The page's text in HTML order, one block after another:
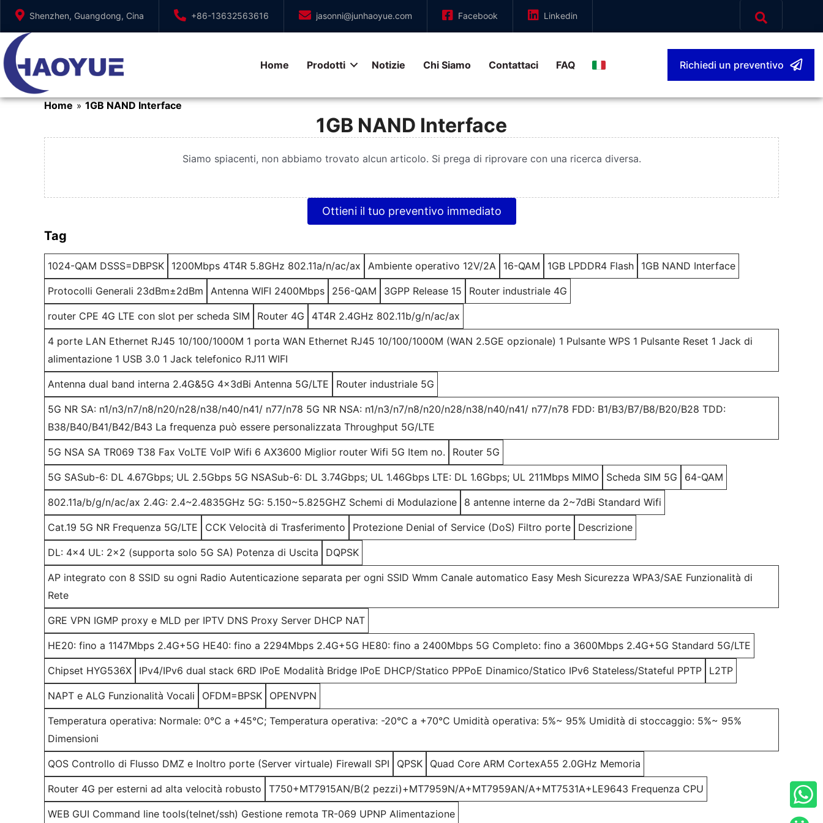
contenuto
Shenzhen, Guangdong, Cina +86-13632563616 jasonni@junhaoyue.com Facebook Linkedin
Home Prodotti Notizie Chi Siamo Contattaci FAQ Richiedi un preventivo
Home » 1GB NAND Interface
1GB NAND Interface
Siamo spiacenti, non abbiamo trovato alcun articolo. Si prega di riprovare con una ricerca diversa.
Ottieni il tuo preventivo immediato
Tag
1024-QAM DSSS=DBPSK 1200Mbps 4T4R 5.8GHz 802.11a/n/ac/ax Ambiente operativo 12V/2A 16-QAM 1GB LPDDR4 Flash 1GB NAND Interface
Protocolli Generali 23dBm±2dBm Antenna WIFI 2400Mbps 256-QAM 3GPP Release 15 Router industriale 4G
router CPE 4G LTE con slot per scheda SIM Router 4G 4T4R 2.4GHz 802.11b/g/n/ac/ax
4 porte LAN Ethernet RJ45 10/100/1000M 1 porta WAN Ethernet RJ45 10/100/1000M (WAN 2.5GE opzionale) 1 Pulsante WPS 1 Pulsante Reset 1 Jack di
alimentazione 1 USB 3.0 1 Jack telefonico RJ11 WIFI
Antenna dual band interna 2.4G&5G 4x3dBi Antenna 5G/LTE Router industriale 5G
5G NR SA: n1/n3/n7/n8/n20/n28/n38/n40/n41/ n77/n78 5G NR NSA: n1/n3/n7/n8/n20/n28/n38/n40/n41/ n77/n78 FDD: B1/B3/B7/B8/B20/B28 TDD:
B38/B40/B41/B42/B43 La frequenza può essere personalizzata Throughput 5G/LTE
5G NSA SA TR069 T38 Fax VoLTE VoIP Wifi 6 AX3600 Miglior router Wifi 5G Item no. Router 5G
5G SASub-6: DL 4.67Gbps; UL 2.5Gbps 5G NSASub-6: DL 3.74Gbps; UL 1.46Gbps LTE: DL 1.6Gbps; UL 211Mbps MIMO Scheda SIM 5G 64-QAM
802.11a/b/g/n/ac/ax 2.4G: 2.4~2.4835GHz 5G: 5.150~5.825GHZ Schemi di Modulazione 8 antenne interne da 2~7dBi Standard Wifi
Cat.19 5G NR Frequenza 5G/LTE CCK Velocità di Trasferimento Protezione Denial of Service (DoS) Filtro porte Descrizione
DL: 4x4 UL: 2x2 (supporta solo 5G SA) Potenza di Uscita DQPSK
AP integrato con 8 SSID su ogni Radio Autenticazione separata per ogni SSID Wmm Canale automatico Easy Mesh Sicurezza WPA3/SAE Funzionalità di
Rete
GRE VPN IGMP proxy e MLD per IPTV DNS Proxy Server DHCP NAT
HE20: fino a 1147Mbps 2.4G+5G HE40: fino a 2294Mbps 2.4G+5G HE80: fino a 2400Mbps 5G Completo: fino a 3600Mbps 2.4G+5G Standard 5G/LTE
Chipset HYG536X IPv4/IPv6 dual stack 6RD IPoE Modalità Bridge IPoE DHCP/Statico PPPoE Dinamico/Statico IPv6 Stateless/Stateful PPTP L2TP
NAPT e ALG Funzionalità Vocali OFDM=BPSK OPENVPN
Temperatura operativa: Normale: 0°C a +45°C; Temperatura operativa: -20°C a +70°C Umidità operativa: 5%~ 95% Umidità di stoccaggio: 5%~ 95%
Dimensioni
QOS Controllo di Flusso DMZ e Inoltro porte (Server virtuale) Firewall SPI QPSK Quad Core ARM CortexA55 2.0GHz Memoria
Router 4G per esterni ad alta velocità robusto T750+MT7915AN/B(2 pezzi)+MT7959N/A+MT7959AN/A+MT7531A+LE9643 Frequenza CPU
WEB GUI Command line tools(telnet/ssh) Gestione remota TR-069 UPNP Alimentazione